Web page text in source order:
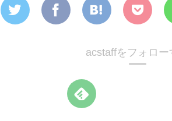
acstaffをフォロー